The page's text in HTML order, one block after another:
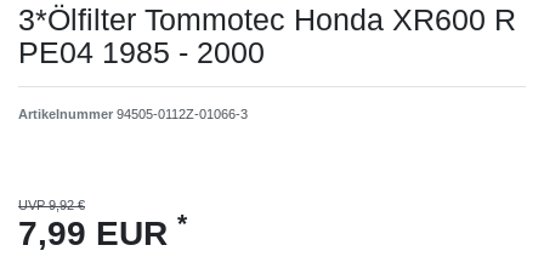
3*Ölfilter Tommotec Honda XR600 R
PE04 1985 - 2000
Artikelnummer 94505-0112Z-01066-3
UVP 9,92 €
7,99 EUR *